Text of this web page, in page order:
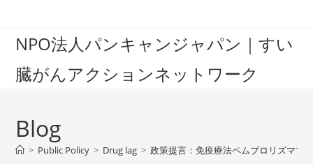
contentNPO法人パンキャンジャパン｜すい
臓がんアクションネットワーク
Blog
> Public Policy > Drug lag > 政策提言：免疫療法ペムブロリズマブ